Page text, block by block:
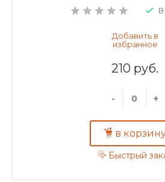
210 руб.
- +
в
Быстрый